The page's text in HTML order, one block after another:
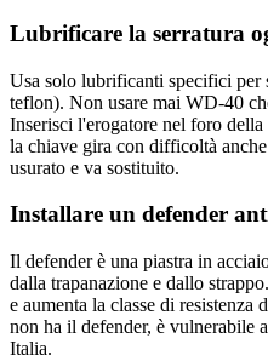
Lubrificare la serratura
Usa solo lubrificanti specifici per
teflon). Non usare mai WD-40
Inserisci l'erogatore nel foro
la chiave gira con difficoltà
usurato e va sostituito.
Installare un defender
Il defender è una piastra in
dalla trapanazione e dallo
e aumenta la classe di resistenza
non ha il defender, è vulnerabile
Italia.